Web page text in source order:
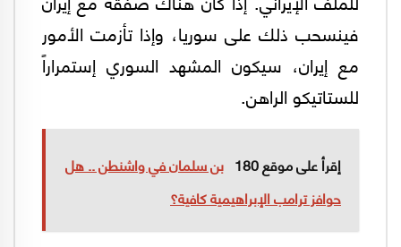
فينسحب ذلك على سوريا، وإذا تأزمت الأمور
مع إيران، سيكون المشهد السوري إستمراراً
للستاتيكو الراهن.
إقرأ على موقع 180
بن سلمان في واشنطن .. هل
حوافز ترامب الإبراهيمية كافية؟